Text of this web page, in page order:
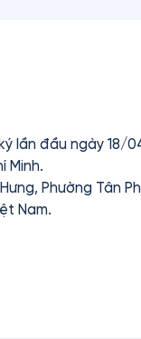
lần đầu ngày 18/
Minh.
Phường Tân
Nam.